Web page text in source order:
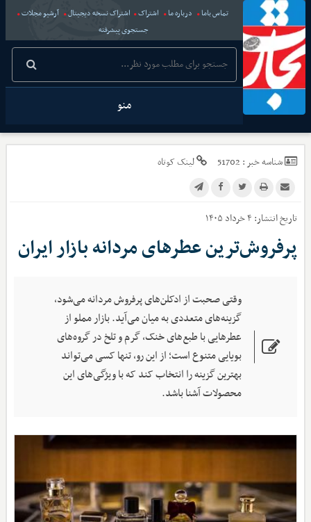
تماس باما درباره ما اشتراک اشتراک نسخه دیجیتال
آرشیو مجلات
جستجوی پیشرفته
منو
شناسه خبر : 51702 لینک کوتاه
تاریخ انتشار: ۴ خرداد ۱۴۰۵
پرفروش‌ترین عطرهای مردانه بازار ایران
وقتی صحبت از ادکلن‌های پرفروش مردانه می‌شود،
گزینه‌های متعددی به میان می‌آید. بازار مملو از
عطرهایی با طبع‌های خنک، گرم و تلخ در گروه‌های
بویایی متنوع است؛ از این رو، تنها کسی می‌تواند
بهترین گزینه را انتخاب کند که با ویژگی‌های این
محصولات آشنا باشد.